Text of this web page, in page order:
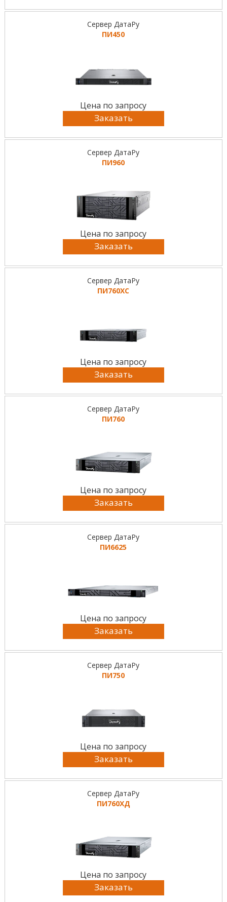
Сервер ДатаРу
ПИ450
Цена по запросу
Заказать
Сервер ДатаРу
ПИ960
Цена по запросу
Заказать
Сервер ДатаРу
ПИ760ХС
Цена по запросу
Заказать
Сервер ДатаРу
ПИ760
Цена по запросу
Заказать
Сервер ДатаРу
ПИ6625
Цена по запросу
Заказать
Сервер ДатаРу
ПИ750
Цена по запросу
Заказать
Сервер ДатаРу
ПИ760ХД
Цена по запросу
Заказать